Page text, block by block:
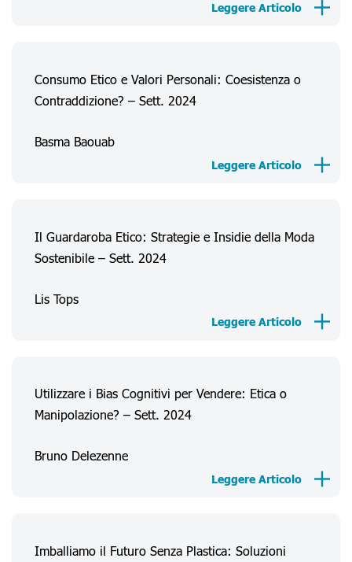
Leggere Articolo
Consumo Etico e Valori Personali: Coesistenza o
Contraddizione? – Sett. 2024
Basma Baouab
Leggere Articolo
Il Guardaroba Etico: Strategie e Insidie della Moda
Sostenibile – Sett. 2024
Lis Tops
Leggere Articolo
Utilizzare i Bias Cognitivi per Vendere: Etica o
Manipolazione? – Sett. 2024
Bruno Delezenne
Leggere Articolo
Imballiamo il Futuro Senza Plastica: Soluzioni